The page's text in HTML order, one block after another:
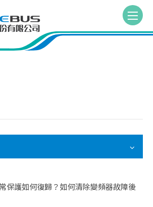
保護如何復歸？如何清除變頻器故障後